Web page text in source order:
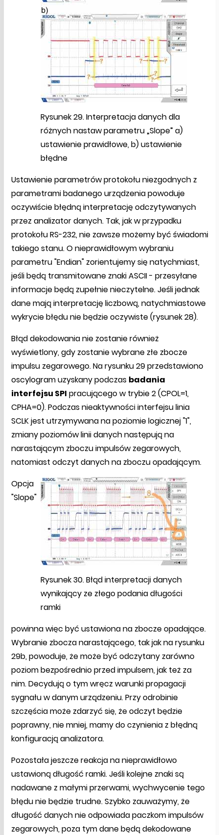
Rysunek 29. Interpretacja danych dla
różnych nastaw parametru „Slope” a)
ustawienie prawidłowe, b) ustawienie
błędne
Ustawienie parametrów protokołu niezgodnych z
parametrami badanego urządzenia powoduje
oczywiście błędną interpretację odczytywanych
przez analizator danych. Tak, jak w przypadku
protokołu RS-232, nie zawsze możemy być świadomi
takiego stanu. O nieprawidłowym wybraniu
parametru "Endian" zorientujemy się natychmiast,
jeśli będą transmitowane znaki ASCII - przesyłane
informacje będą zupełnie nieczytelne. Jeśli jednak
dane mają interpretację liczbową, natychmiastowe
wykrycie błędu nie będzie oczywiste (rysunek 28).
Błąd dekodowania nie zostanie również
wyświetlony, gdy zostanie wybrane złe zbocze
impulsu zegarowego. Na rysunku 29 przedstawiono
oscylogram uzyskany podczas badania
interfejsu SPI pracującego w trybie 2 (CPOL=1,
CPHA=0). Podczas nieaktywności interfejsu linia
SCLK jest utrzymywana na poziomie logicznej "1",
zmiany poziomów linii danych następują na
narastającym zboczu impulsów zegarowych,
natomiast odczyt danych na zboczu opadającym.
Rysunek 30. Błąd interpretacji danych
wynikający ze złego podania długości
ramki
Opcja
"Slope"
powinna więc być ustawiona na zbocze opadające.
Wybranie zbocza narastającego, tak jak na rysunku
29b, powoduje, że może być odczytany zarówno
poziom bezpośrednio przed impulsem, jak też za
nim. Decydują o tym wręcz warunki propagacji
sygnału w danym urządzeniu. Przy odrobinie
szczęścia może zdarzyć się, że odczyt będzie
poprawny, nie mniej, mamy do czynienia z błędną
konfiguracją analizatora.
Pozostała jeszcze reakcja na nieprawidłowo
ustawioną długość ramki. Jeśli kolejne znaki są
nadawane z małymi przerwami, wychwycenie tego
błędu nie będzie trudne. Szybko zauważymy, że
długość danych nie odpowiada paczkom impulsów
zegarowych, poza tym dane będą dekodowane